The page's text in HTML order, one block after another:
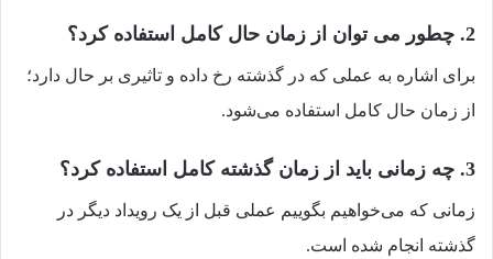
2. چطور می‌ توان از زمان حال کامل استفاده کرد؟
برای اشاره به عملی که در گذشته رخ داده و تاثیری بر حال دارد؛
از زمان حال کامل استفاده می‌شود.
3. چه زمانی باید از زمان گذشته کامل استفاده کرد؟
زمانی که می‌خواهیم بگوییم عملی قبل از یک رویداد دیگر در
گذشته انجام شده است.